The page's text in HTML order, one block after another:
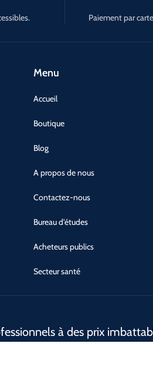
Paiement par
Menu
Accueil
Boutique
Blog
A propos de nous
Contactez-nous
Bureau d'études
Acheteurs publics
Secteur santé
à des prix